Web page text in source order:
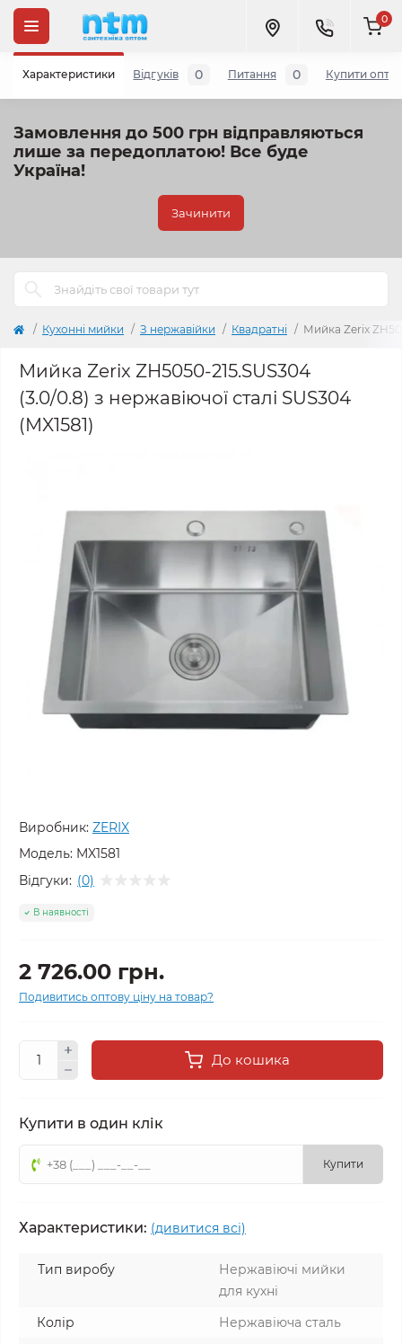
Замовлення до 500 грн відправляються
лише за передоплатою! Все буде
Україна!
Зачинити
0
Кухонні мийки З нержавійки Квадратні Мийка Zerix
Мийка Zerix ZH5050-215.SUS304
(3.0/0.8) з нержавіючої сталі SUS304
(MX1581)
Виробник: ZERIX
Модель: MX1581
Відгуки: (0)
В наявності
2 726.00 грн.
Подивитись оптову ціну на товар?
До кошика
Купити в один клік
Купити
Характеристики: (дивитися всі)
Тип виробу
Нержавіючі мийки
для кухні
Колір
Нержавіюча сталь
Характеристики Відгуків 0 Питання 0 Купити